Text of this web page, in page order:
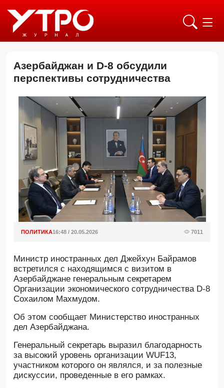
Азербайджан и D-8 обсудили
перспективы сотрудничества
ПОЛИТИКА16:48 / 20.05.2026 7011
Министр иностранных дел Джейхун Байрамов
встретился с находящимся с визитом в
Азербайджане генеральным секретарем
Организации экономического сотрудничества D-8
Сохаилом Махмудом.
Об этом сообщает Министерство иностранных
дел Азербайджана.
Генеральный секретарь выразил благодарность
за высокий уровень организации WUF13,
участником которого он являлся, и за полезные
дискуссии, проведенные в его рамках.